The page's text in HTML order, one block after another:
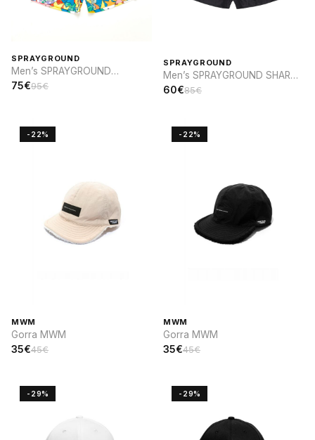
SPRAYGROUND
Men’s SPRAYGROUND
PERSONAJES DIBUJOS
75€95€
SPRAYGROUND
Men’s SPRAYGROUND SHARK
CENTRAL INFINITY SWIM
60€85€
-22%
MWM
Gorra MWM
35€45€
-22%
MWM
Gorra MWM
35€45€
-29% -29%